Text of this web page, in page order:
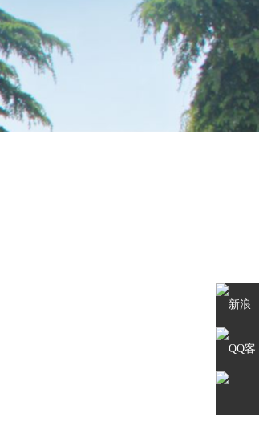
新浪
微博QQ客